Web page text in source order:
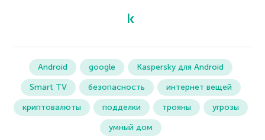
Android google
Kaspersky для Android
Smart TV
безопасность
интернет вещей
криптовалюты
подделки трояны
угрозы
умный дом